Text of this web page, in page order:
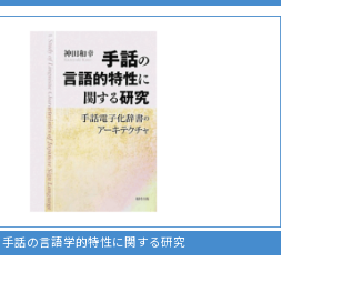
手話の言語学的特性に関する研究